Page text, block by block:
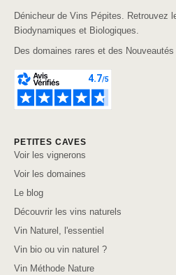
Dénicheur de Vins Pépites. Retrouvez
Biodynamiques et Biologiques.
Des domaines rares et des
PETITES CAVES
Voir les vignerons
Voir les domaines
Le blog
Découvrir les vins naturels
Vin Naturel, l'essentiel
Vin bio ou vin naturel ?
Vin Méthode Nature